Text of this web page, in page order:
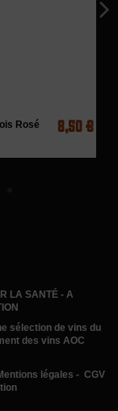
Rosé
8,50 €
LA SANTÉ - A
sélection de vins du
des vins AOC
légales - CGV